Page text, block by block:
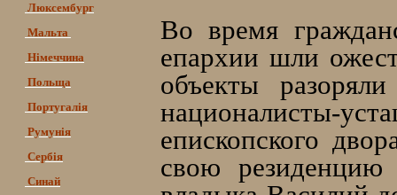
Люксембург
Мальта
Німеччина
Польща
Португалія
Румунія
Сербія
Синай
Во время
епархии шли
объекты
националисты-
епископского
свою